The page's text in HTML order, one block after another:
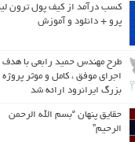
کسب درآمد از کیف پول ترون
پرو + دانلود و آموزش
طرح مهندس حمید رابعی با هدف
اجرای موفق ، کامل و موثر پروژه
بزرگ ایرانرود ارائه شد
حقایق پنهان “بسم الله الرحمن
الرحیم”